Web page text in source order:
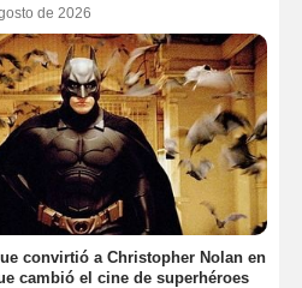
de 2026
convirtió a Christopher Nolan en
cambió el cine de superhéroes